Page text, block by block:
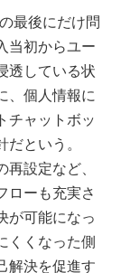
最後にだけ問
当初からユー
透している状
、個人情報に
チャットボッ
だという。
再設定など、
ローも充実さ
が可能になっ
くくなった側
解決を促進す